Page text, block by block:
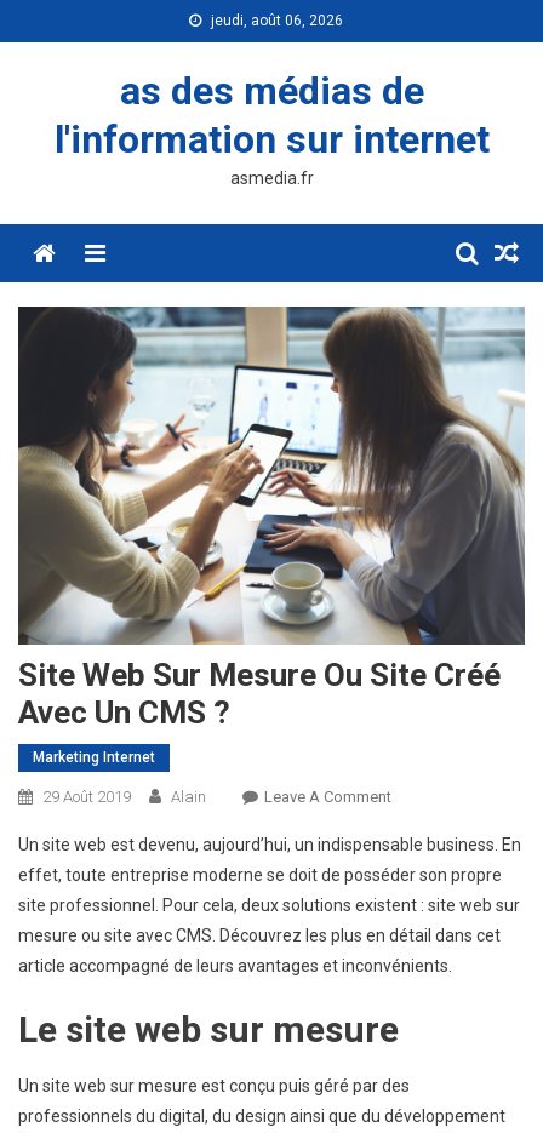
to
jeudi, août 06, 2026
as des médias de
l'information sur internet
asmedia.fr
Menu
Site Web Sur Mesure Ou Site Créé
Avec Un CMS ?
Marketing Internet
29 Août 2019 Alain Leave A CommentOn
Web
Sur
Mesure
Ou
Site
Un
Un site web est devenu, aujourd’hui, un indispensable business. En
effet, toute entreprise moderne se doit de posséder son propre
site professionnel. Pour cela, deux solutions existent : site web sur
mesure ou site avec CMS. Découvrez les plus en détail dans cet
article accompagné de leurs avantages et inconvénients.
Le site web sur mesure
Un site web sur mesure est conçu puis géré par des
professionnels du digital, du design ainsi que du développement